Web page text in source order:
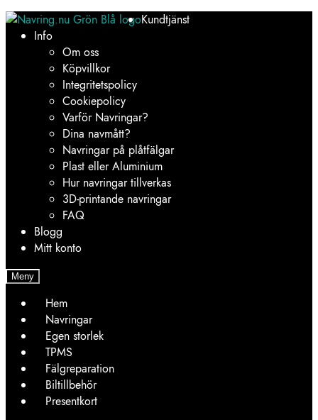
Hoppa
navigering
Hoppa
Kundtjänst
Info
Om oss
Köpvillkor
Integritetspolicy
Cookiepolicy
Varför Navringar?
Dina navmått?
Navringar på plåtfälgar
Plast eller Aluminium
Hur navringar tillverkas
3D-printande navringar
FAQ
Blogg
Mitt konto
Meny
Hem
Navringar
Egen storlek
TPMS
Fälgreparation
Biltillbehör
Presentkort